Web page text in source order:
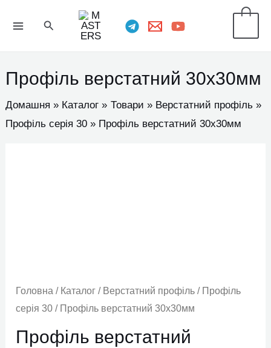
Пошук
Профіль верстатний 30х30мм
Домашня Каталог Товари
Верстатний профіль
Профіль серія 30
Профіль верстатний 30х30мм
Головна / Каталог / Верстатний профіль / Профіль
серія 30 / Профіль верстатний 30х30мм
Профіль верстатний